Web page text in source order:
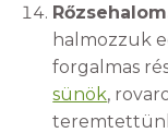
halmozzuk
forgalmas
sünök,